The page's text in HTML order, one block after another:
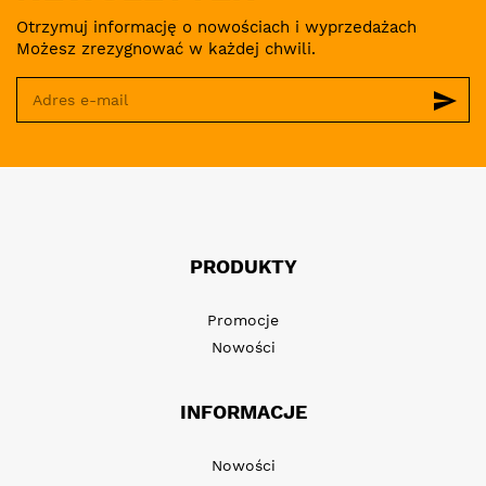
Otrzymuj informację o nowościach i wyprzedażach
Możesz zrezygnować w każdej chwili.
send
PRODUKTY
Promocje
Nowości
INFORMACJE
Nowości